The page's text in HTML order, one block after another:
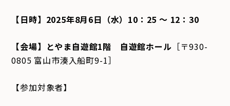
【日時】2025年8月6日（水）10：25 ～ 12：30
【会場】とやま自遊館1階 自遊館ホール ［〒930-
0805 富山市湊入船町9-1］
【参加対象者】